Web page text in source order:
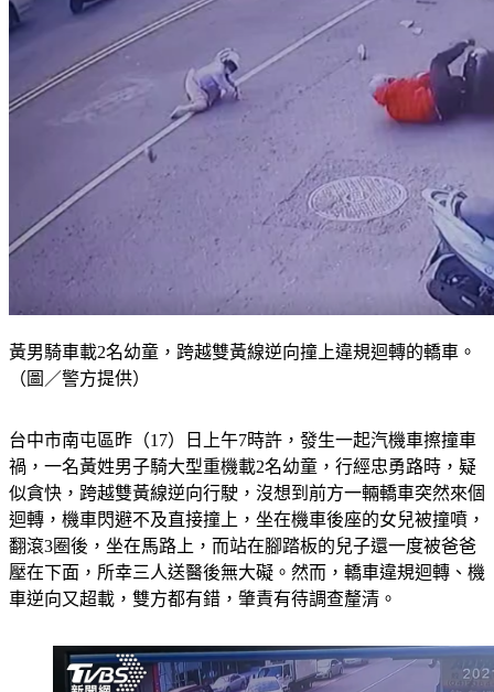
黃男騎車載2名幼童，跨越雙黃線逆向撞上違規迴轉的轎車。
台中市南屯區昨（17）日上午7時許，發生一起汽機車擦撞車
禍，一名黃姓男子騎大型重機載2名幼童，行經忠勇路時，疑
似貪快，跨越雙黃線逆向行駛，沒想到前方一輛轎車突然來個
迴轉，機車閃避不及直接撞上，坐在機車後座的女兒被撞噴，
翻滾3圈後，坐在馬路上，而站在腳踏板的兒子還一度被爸爸
壓在下面，所幸三人送醫後無大礙。然而，轎車違規迴轉、機